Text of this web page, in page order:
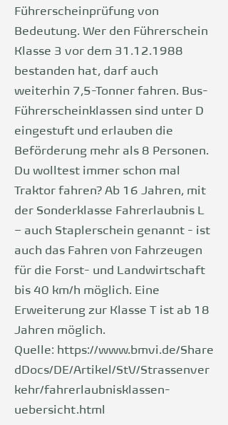
Führerscheinprüfung von
Bedeutung. Wer den Führerschein
Klasse 3 vor dem 31.12.1988
bestanden hat, darf auch
weiterhin 7,5-Tonner fahren. Bus-
Führerscheinklassen sind unter D
eingestuft und erlauben die
Beförderung mehr als 8 Personen.
Du wolltest immer schon mal
Traktor fahren? Ab 16 Jahren, mit
der Sonderklasse Fahrerlaubnis L
– auch Staplerschein genannt - ist
auch das Fahren von Fahrzeugen
für die Forst- und Landwirtschaft
bis 40 km/h möglich. Eine
Erweiterung zur Klasse T ist ab 18
Jahren möglich.
Quelle: https://www.bmvi.de/Share
dDocs/DE/Artikel/StV/Strassenver
kehr/fahrerlaubnisklassen-
uebersicht.html